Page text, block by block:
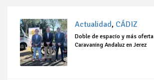
Actualidad, CÁDIZ
Doble de espacio y más
Caravaning Andaluz en Jerez